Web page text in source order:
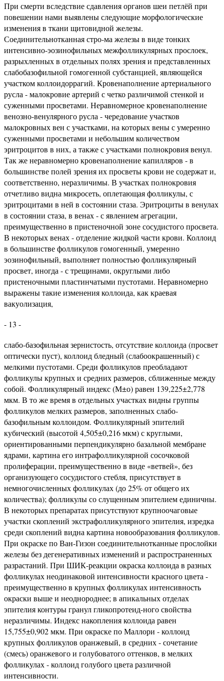
При смерти вследствие сдавления органов шеи петлёй при
повешении нами выявлены следующие морфологические
изменения в ткани щитовидной железы.
Соединительнотканная стро-ма железы в виде тонких
интенсивно-эозинофильных межфолликулярных прослоек,
разрыхленных в отдельных полях зрения и представленных
слабобазофильной гомогенной субстанцией, являющейся
участком коллоидоррагий. Кровенаполнение артериального
русла - малокровие артерий с четко различимой стенкой и
суженными просветами. Неравномерное кровенаполнение
венозно-венулярного русла - чередование участков
малокровных вен с участками, на которых вены с умеренно
суженными просветами и небольшим количеством
эритроцитов в них, а также с участками полнокровия венул.
Так же неравномерно кровенаполнение капилляров - в
большинстве полей зрения их просветы крови не содержат и,
соответственно, неразличимы. В участках полнокровия
отчетливо видна микросеть, оплетающая фолликулы, с
эритроцитами в ней в состоянии стаза. Эритроциты в венулах
в состоянии стаза, в венах - с явлением агрегации,
преимущественно в пристеночной зоне сосудистого просвета.
В некоторых венах - отделение жидкой части крови. Коллоид
в большинстве фолликулов гомогенный, умеренно
эозинофильный, выполняет полностью фолликулярный
просвет, иногда - с трещинами, округлыми либо
пристеночными пластинчатыми пустотами. Неравномерно
выражены такие изменения коллоида, как краевая
вакуолизация,
- 13 -
слабо-базофильная зернистость, отсутствие коллоида (просвет
оптически пуст), коллоид бледный (слабоокрашенный) с
мелкими пустотами. Среди фолликулов преобладают
фолликулы крупных и средних размеров, сближенные между
собой. Фолликулярный индекс (М±о) равен 139,225±2,778
мкм. В то же время в отдельных участках видны группы
фолликулов мелких размеров, заполненных слабо-
базофильным коллоидом. Фолликулярный эпителий
кубический (высотой 4,505±0,216 мкм) с круглыми,
ориентированными перпендикулярно базальной мембране
ядрами, картина его интрафолликулярной сосочковой
пролиферации, преимущественно в виде «ветвей», без
организующего сосудистого стебля, присутствует в
немногочисленных фолликулах (до 25% от общего их
количества); фолликулы со слущенным эпителием единичны.
В некоторых препаратах присутствуют крупноочаговые
участки скоплений экстрафолликулярного эпителия, изредка
среди скоплений видна картина новообразования фолликулов.
При окраске по Ван-Гизон соединительнотканные прослойки
железы без дегенеративных изменений и распространенных
разрастаний. При ШИК-реакции окраска коллоида в разных
фолликулах неодинаковой интенсивности красного цвета -
преимущественно в крупных фолликулах интенсивность
окраски выше и неоднороднее; в апикальных отделах
эпителия контуры гранул гликопротеид-ного свойства
неразличимы. Индекс накопления коллоида равен
15,755±0,902 мкм. При окраске по Маллори - коллоид
крупных фолликулов оранжевый, в средних - сочетание
(смесь) оранжевого и голубоватого оттенков, в мелких
фолликулах - коллоид голубого цвета различной
интенсивности.